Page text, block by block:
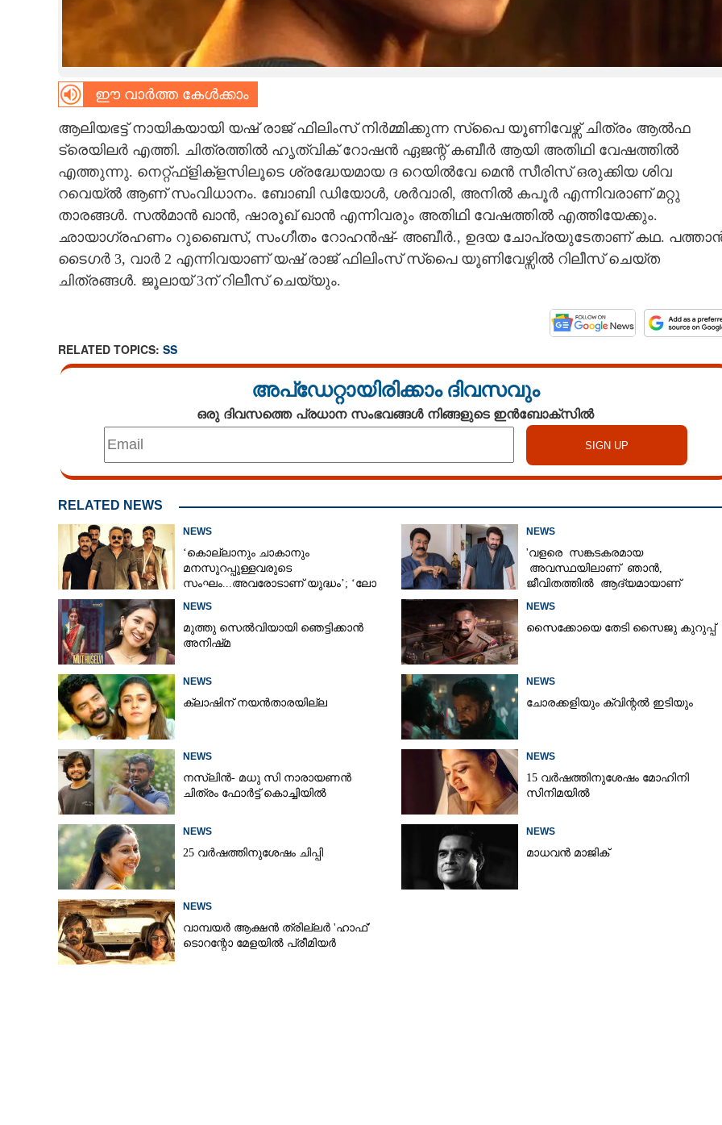
CARTOONS
LITERATURE
CONTACT US
ഈ വാർത്ത കേൾക്കാം
ആലിയഭട്ട് നായികയായി യഷ് രാജ് ഫിലിംസ് നിർമ്മിക്കുന്ന സ്പൈ യൂണിവേഴ്സ് ചിത്രം ആൽഫ
ട്രെയിലർ എത്തി. ചിത്രത്തിൽ ഹൃത്വിക് റോഷൻ ഏജന്റ് കബീർ ആയി അതിഥി വേഷത്തിൽ
എത്തുന്നു. നെറ്റ്ഫ്ളിക്ളസിലൂടെ ശ്രദ്ധേയമായ ദ റെയിൽവേ മെൻ സീരിസ് ഒരുക്കിയ ശിവ
റവെയ്‌ൽ ആണ് സംവിധാനം. ബോബി ഡിയോൾ, ശർവാരി, അനിൽ കപൂർ എന്നിവരാണ് മറ്റു
താരങ്ങൾ. സൽമാൻ ഖാൻ, ഷാരൂഖ് ഖാൻ എന്നിവരും അതിഥി വേഷത്തിൽ എത്തിയേക്കും.
ഛായാഗ്രഹണം റുബൈസ്, സംഗീതം റോഹൻഷ്- അബീർ., ഉദയ ചോപ്രയുടേതാണ് കഥ.
ടൈഗർ 3, വാർ 2 എന്നിവയാണ് യഷ് രാജ് ഫിലിംസ് സ്പൈ യൂണിവേഴ്സിൽ റിലീസ് ചെയ്ത
ചിത്രങ്ങൾ. ജൂലായ് 3ന് റിലീസ് ചെയ്യും.
RELATED TOPICS: SS
അപ്ഡേറ്റായിരിക്കാം ദിവസവും
ഒരു ദിവസത്തെ പ്രധാന സംഭവങ്ങൾ നിങ്ങളുടെ ഇൻബോക്സിൽ
RELATED NEWS
NEWS
‘കൊല്ലാനും ചാകാനും
മനസുറപ്പുള്ളവരുടെ
സംഘം...അവരോടാണ് യുദ്ധം’; ‘ലോ
NEWS
'വളരെ സങ്കടകരമായ
അവസ്ഥയിലാണ് ഞാൻ,
ജീവിതത്തിൽ ആദ്യമായാണ്
NEWS
മുത്തു സെൽവിയായി ഞെട്ടിക്കാൻ
അനിഷ്‌മ
NEWS
സൈക്കോയെ തേടി സൈജു കുറുപ്പ്
NEWS
ക്ലാഷിന് നയൻതാരയില്ല
NEWS
ചോരക്കളിയും ക്വിന്റൽ ഇടിയും
NEWS
നസ്ലിൻ- മധു സി നാരായണൻ
ചിത്രം ഫോർട്ട് കൊച്ചിയിൽ
NEWS
15 വർഷത്തിനുശേഷം മോഹിനി
സിനിമയിൽ
NEWS
25 വർഷത്തിനുശേഷം ചിപ്പി
NEWS
മാധവൻ മാജിക്
NEWS
വാമ്പയർ ആക്ഷൻ ത്രില്ലർ 'ഹാഫ്'
ടൊറന്റോ മേളയിൽ പ്രീമിയർ
ആലിയ ഭട്ടിന്റെ ആൽഫ ട്രെയിലർ